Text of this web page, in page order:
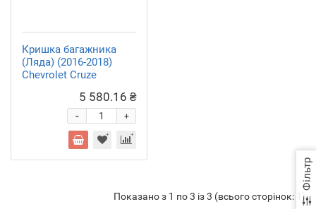
Фільтр
Кришка багажника
(Ляда) (2016-2018)
Chevrolet Cruze
5 580.16 ₴
+
-
Показано з 1 по 3 із 3 (всього сторінок: 1)